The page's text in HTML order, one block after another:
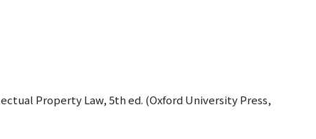
Property Law, 5th ed. (Oxford University Press,